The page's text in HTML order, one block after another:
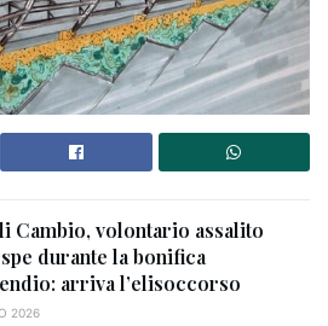
Cambio, volontario assalito
durante la bonifica
arriva l’elisoccorso
2026